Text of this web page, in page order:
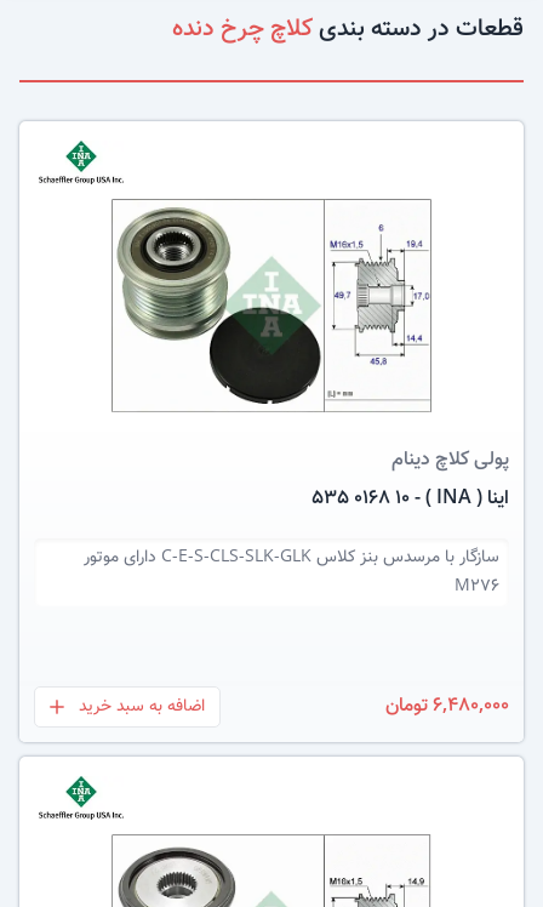
قطعات در دسته بندیکلاچ چرخ دنده
عکس کالا
پولی کلاچ دینام
اینا ( INA ) - 535 0168 10
سازگار با
مرسدس بنز کلاس C-E-S-CLS-SLK-GLK دارای موتور
M276
6,480,000 تومان بعلاوه
اضافه به سبد خرید